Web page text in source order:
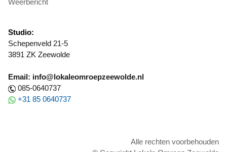
Weerbericht
Studio:
Schepenveld 21-5
3891 ZK Zeewolde
Email: info@lokaleomroepzeewolde.nl
085-0640737
+31 85 0640737
Alle rechten voorbehouden